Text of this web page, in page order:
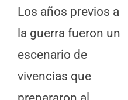
Los años previos a
la guerra fueron un
escenario de
vivencias que